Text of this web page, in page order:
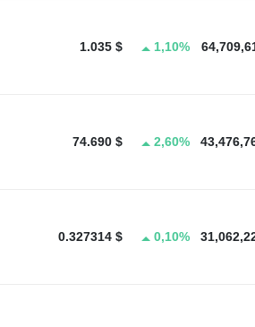
1.035 $ 1,10%
74.690 $ 2,60%
0.327314 $ 0,10%